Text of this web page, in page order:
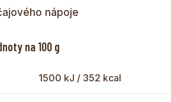
nápoje
na 100 g
1500 kJ / 352 kcal